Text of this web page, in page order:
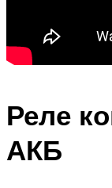
Реле
АКБ